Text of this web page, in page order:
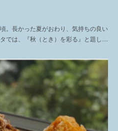
。長かった夏がおわり、気持ちの良い
では、『秋（とき）を彩る』と題し…